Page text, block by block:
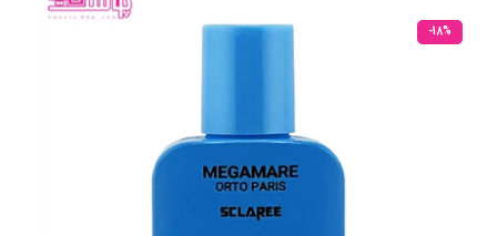
-18%